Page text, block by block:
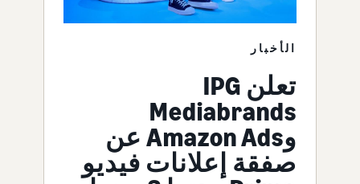
الأخبار
تعلن IPG
Mediabrands
وAmazon Ads عن
صفقة إعلانات فيديو